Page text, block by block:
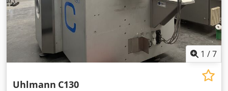
1 /7
Uhlmann C130